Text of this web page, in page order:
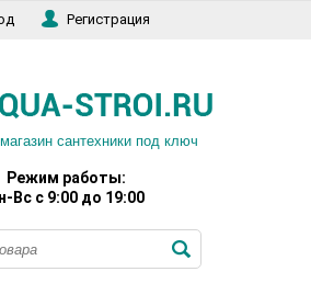
Регистрация
сантехники под ключ
Режим работы:
Вс с 9:00 до 19:00